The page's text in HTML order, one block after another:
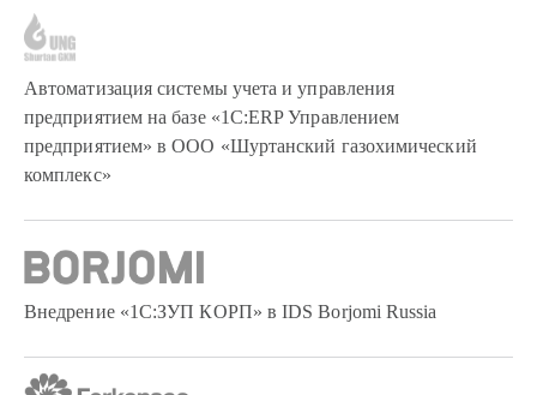
Автоматизация системы учета и управления
предприятием на базе «1С:ERP Управлением
предприятием» в ООО «Шуртанский газохимический
комплекс»
Внедрение «1С:ЗУП КОРП» в IDS Borjomi Russia